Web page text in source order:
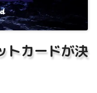
トカードが決